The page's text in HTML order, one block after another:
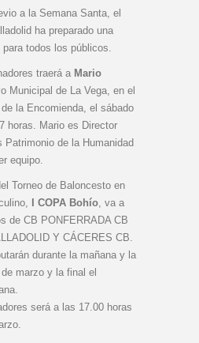
a la Semana Santa, el
ha preparado una
todos los públicos.
traerá a Mario
Municipal de La Vega, en el
la Encomienda, el sábado
horas. Mario es Director
Patrimonio de la Humanidad
equipo.
Torneo de Baloncesto en
I COPA Bohío, va a
de CB PONFERRADA CB
Y CÁCERES CB.
durante la mañana y la
marzo y la final el
será a las 17.00 horas